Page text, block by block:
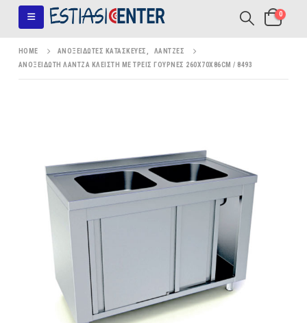
0
HOME ΑΝΟΞΕΊΔΩΤΕΣ ΚΑΤΑΣΚΕΥΈΣ
ΛΆΝΤΖΕΣ
ΑΝΟΞΕΊΔΩΤΗ ΛΆΝΤΖΑ ΚΛΕΙΣΤΉ ΜΕ ΤΡΕΙΣ ΓΟΎΡΝΕΣ 260X70X86CM / 8493